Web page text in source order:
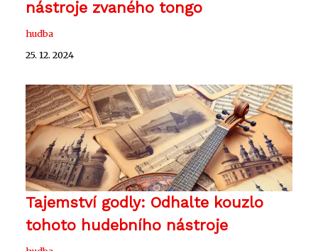
nástroje zvaného tongo
hudba
25. 12. 2024
Tajemství godly: Odhalte kouzlo
tohoto hudebního nástroje